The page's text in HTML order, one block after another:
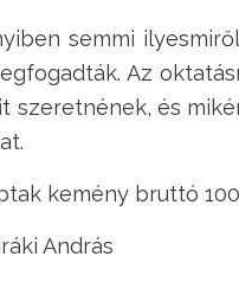
semmi
Az
szeretnének, és
kemény bruttó
András